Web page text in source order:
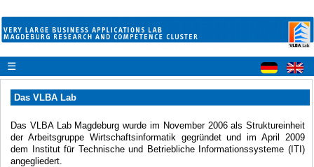
☰
Das VLBA Lab
Das VLBA Lab Magdeburg wurde im November 2006 als Struktureinheit
der Arbeitsgruppe Wirtschaftsinformatik gegründet und im April 2009
dem Institut für Technische und Betriebliche Informationssysteme (ITI)
angegliedert.